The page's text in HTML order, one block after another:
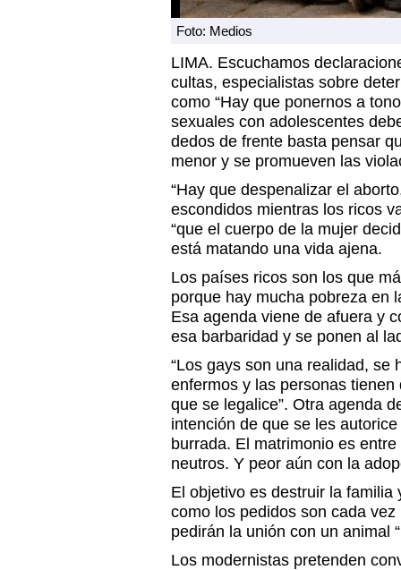
Foto: Medios
LIMA. Escuchamos
cultas, especialistas sobre
como “Hay que ponernos a
sexuales con adolescentes
dedos de frente basta pensar
menor y se promueven las
“Hay que despenalizar el
escondidos mientras los ricos
“que el cuerpo de la mujer
está matando una vida ajena.
Los países ricos son los que
porque hay mucha pobreza en
Esa agenda viene de afuera y
esa barbaridad y se ponen al
“Los gays son una realidad, se
enfermos y las personas
que se legalice”. Otra agenda
intención de que se les
burrada. El matrimonio es
neutros. Y peor aún con la
El objetivo es destruir la familia
como los pedidos son cada
pedirán la unión con un animal
Los modernistas pretenden